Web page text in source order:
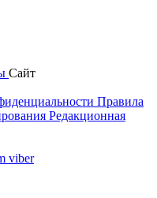
Сайт
Правила
Редакционная
viber